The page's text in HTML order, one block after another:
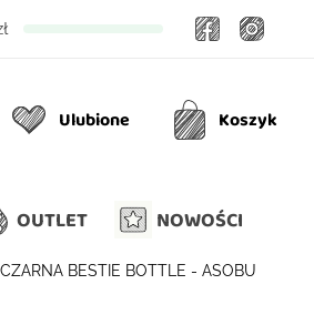
Facebook
UlubioneUlubione KoszykKoszyk
OUTLET NOWOŚCI
BESTIE BOTTLE - ASOBU